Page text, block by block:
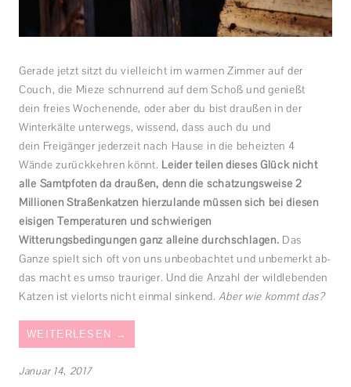
Gerade jetzt sitzt du vielleicht im warmen Zimmer auf der
Couch, die Mieze schnurrend auf dem Schoß und genießt
dein freies Wochenende, oder aber du bist draußen in der
Winterkälte unterwegs, wissend, dass auch du und
dein Freigänger jederzeit nach Hause in die beheizten 4
Wände zurückkehren könnt. Leider teilen dieses Glück nicht
alle Samtpfoten da draußen, denn die schätzungsweise 2
Millionen Straßenkatzen hierzulande müssen sich bei diesen
eisigen Temperaturen und schwierigen
Witterungsbedingungen ganz alleine durchschlagen. Das
Ganze spielt sich oft von uns unbeobachtet und unbemerkt ab-
das macht es umso trauriger. Und die Anzahl der wildlebenden
Katzen ist vielorts nicht einmal sinkend.Aber wie kommt das?
WEITERLESEN →
Januar 14, 2017